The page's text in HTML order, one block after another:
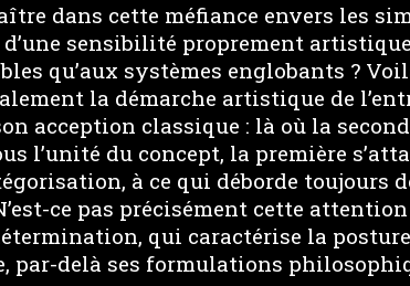
dans cette méfiance envers les
sensibilité proprement
qu’aux systèmes englobants ?
la démarche artistique de
acception classique : là où la
l’unité du concept, la première
à ce qui déborde toujours
ce pas précisément cette
qui caractérise la
par-delà ses formulations